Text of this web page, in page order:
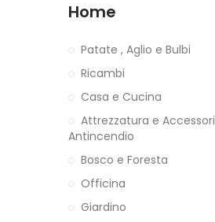
Home
Patate , Aglio e Bulbi
Ricambi
Casa e Cucina
Attrezzatura e Accessori
Antincendio
Bosco e Foresta
Officina
Giardino